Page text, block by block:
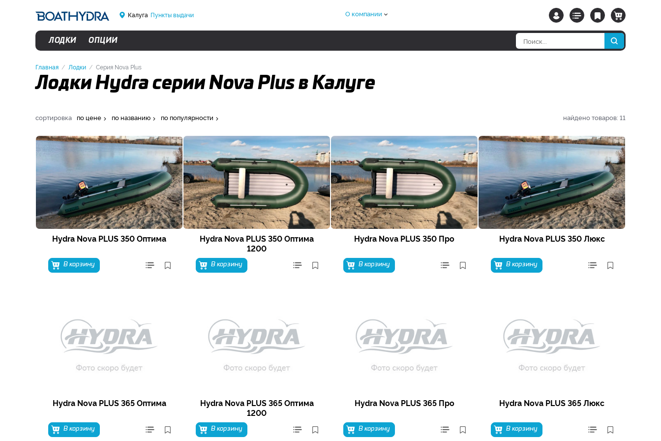
Калуга Пункты выдачи О компании
ЛОДКИ ОПЦИИ
Главная Лодки Серия Nova Plus
Лодки Hydra серии Nova Plus в Калуге
сортировка по цене по названию по популярности найдено товаров: 11
Hydra Nova PLUS 350 Оптима
В корзину
Hydra Nova PLUS 350 Оптима
1200
В корзину
Hydra Nova PLUS 350 Про
В корзину
Hydra Nova PLUS 350 Люкс
В корзину
Hydra Nova PLUS 365 Оптима
В корзину
Hydra Nova PLUS 365 Оптима
1200
В корзину
Hydra Nova PLUS 365 Про
В корзину
Hydra Nova PLUS 365 Люкс
В корзину